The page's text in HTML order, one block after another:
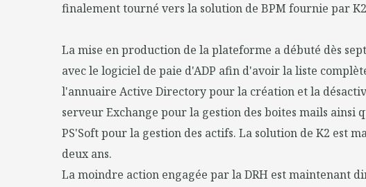
finalement tourné vers la solution de BPM fournie par
La mise en production de la plateforme a débuté dès
avec le logiciel de paie d'ADP afin d'avoir la liste
l'annuaire Active Directory pour la création et la
serveur Exchange pour la gestion des boites mails ainsi
PS'Soft pour la gestion des actifs. La solution de K2 est
deux ans.
La moindre action engagée par la DRH est maintenant